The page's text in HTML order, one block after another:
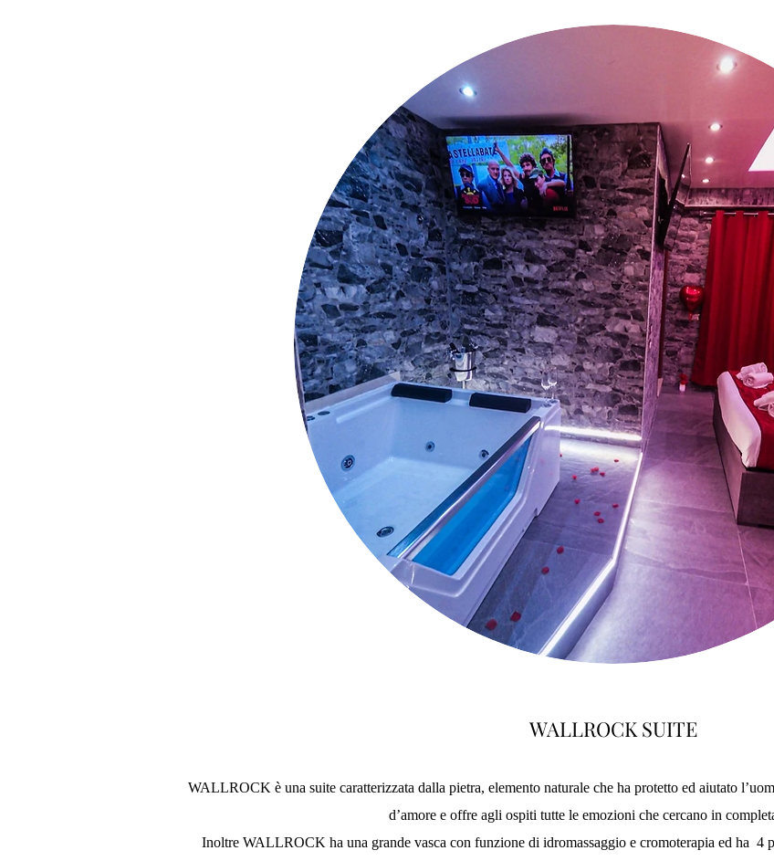
WALLROCK SUITE
WALLROCK è una suite caratterizzata dalla pietra, elemento naturale che ha protetto ed aiutato
d’amore e offre agli ospiti tutte le emozioni che cercano in
Inoltre WALLROCK ha una grande vasca con funzione di idromassaggio e cromoterapia ed ha 4